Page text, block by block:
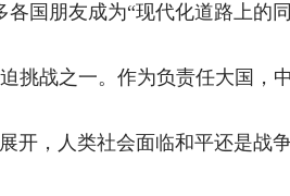
国朋友成为“现代化道路上的同
战之一。作为负责任大国，
开，人类社会面临和平还是战